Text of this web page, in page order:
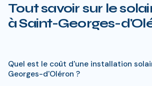
Tout savoir sur le
à Saint-Georges-
Quel est le coût d'une installation
Georges-d'Oléron ?